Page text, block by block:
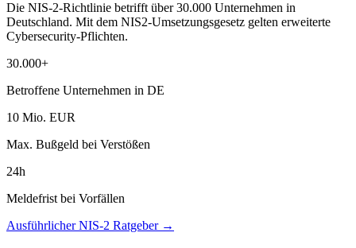
Die NIS-2-Richtlinie betrifft über 30.000 Unternehmen in
Deutschland. Mit dem NIS2-Umsetzungsgesetz gelten erweiterte
Cybersecurity-Pflichten.
30.000+
Betroffene Unternehmen in DE
10 Mio. EUR
Max. Bußgeld bei Verstößen
24h
Meldefrist bei Vorfällen
Ausführlicher NIS-2 Ratgeber →